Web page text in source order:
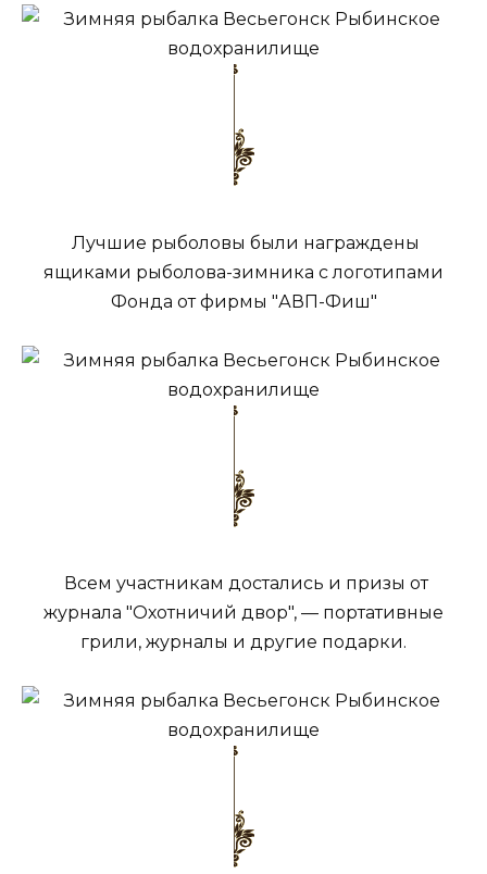
Лучшие рыболовы были награждены
ящиками рыболова-зимника с логотипами
Фонда от фирмы "АВП-Фиш"
Всем участникам достались и призы от
журнала "Охотничий двор", — портативные
грили, журналы и другие подарки.